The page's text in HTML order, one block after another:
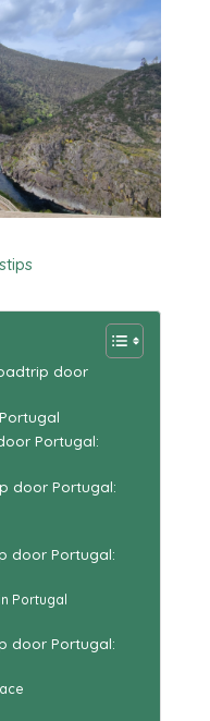
door
Portugal:
door Portugal:
door Portugal:
Portugal
door Portugal: